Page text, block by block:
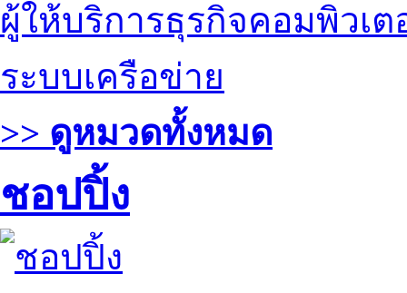
ผู้ให้บริการธุรกิจคอมพิวเต
ระบบเครือข่าย
>> ดูหมวดทั้งหมด
ชอปปิ้ง